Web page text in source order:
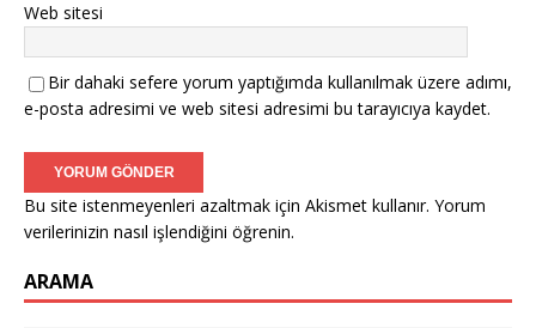
Web sitesi
Bir dahaki sefere yorum yaptığımda kullanılmak üzere adımı,
e-posta adresimi ve web sitesi adresimi bu tarayıcıya kaydet.
Bu site istenmeyenleri azaltmak için Akismet kullanır. Yorum
verilerinizin nasıl işlendiğini öğrenin.
ARAMA